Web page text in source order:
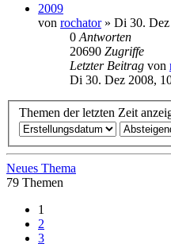
2009
von rochator» Di 30. Dez
0 Antworten
20690 Zugriffe
Letzter Beitrag von
Di 30. Dez 2008,
Themen der letzten Zeit
Neues Thema
79 Themen
1
2
3